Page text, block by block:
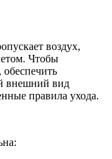
воздух,
Чтобы
обеспечить
внешний вид
правила ухода.